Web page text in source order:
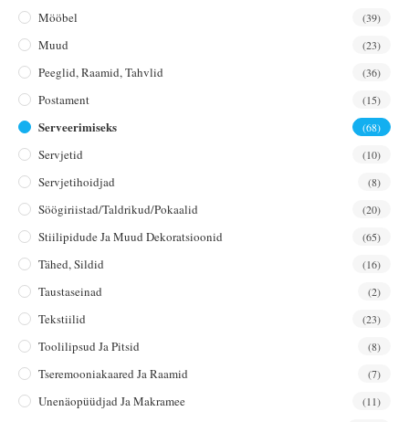
Mööbel (39)
Muud (23)
Peeglid, Raamid, Tahvlid (36)
Postament (15)
Serveerimiseks (68)
Servjetid (10)
Servjetihoidjad (8)
Söögiriistad/taldrikud/pokaalid (20)
Stiilipidude Ja Muud Dekoratsioonid (65)
Tähed, Sildid (16)
Taustaseinad (2)
Tekstiilid (23)
Toolilipsud Ja Pitsid (8)
Tseremooniakaared Ja Raamid (7)
Unenäopüüdjad Ja Makramee (11)